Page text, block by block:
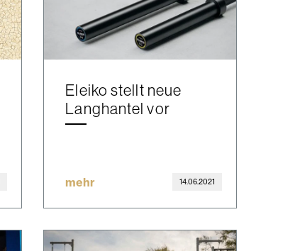
Eleiko stellt neue
Langhantel vor
mehr 14.06.2021